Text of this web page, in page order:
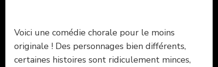
Voici une comédie chorale pour le moins
originale ! Des personnages bien différents,
certaines histoires sont ridiculement minces,